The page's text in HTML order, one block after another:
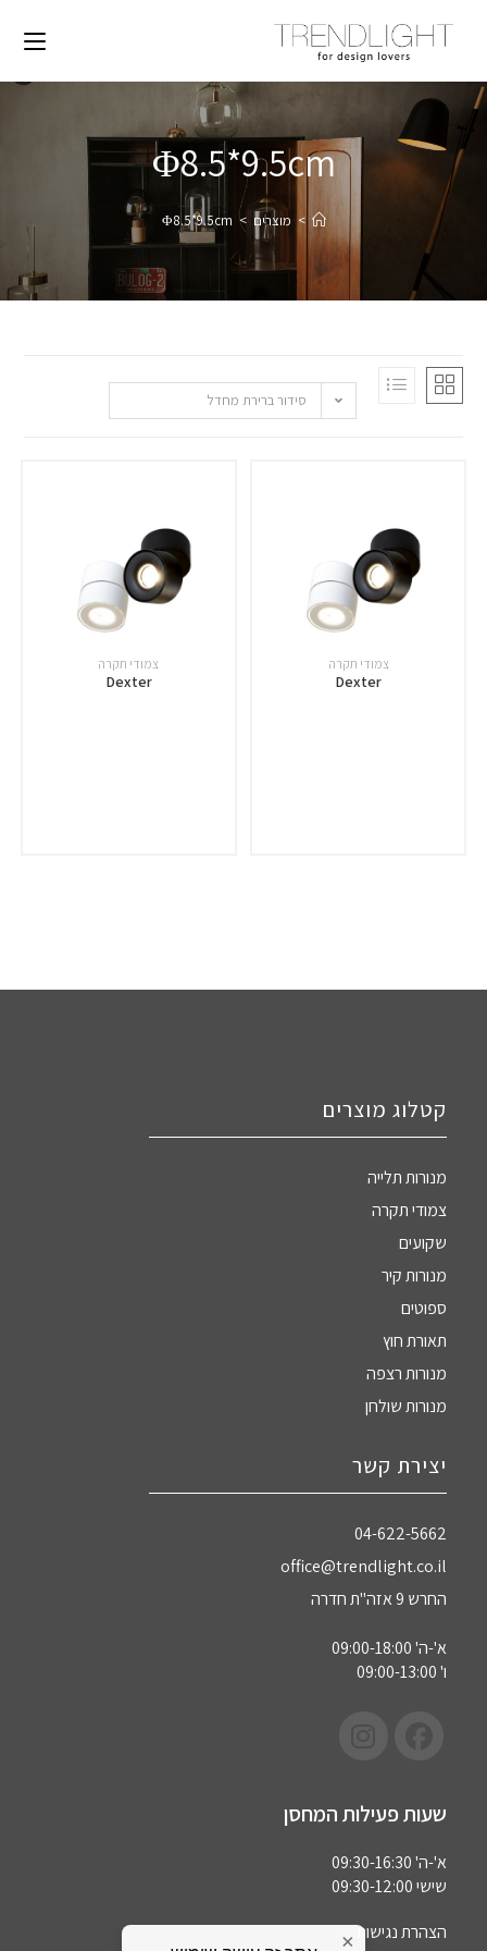
Φ8.5*9.5cm
> מוצרים >
Φ8.5*9.5cm
סידור ברירת מחדל
צמודי תקרה
Dexter
צמודי תקרה
Dexter
קטלוג מוצרים
מנורות תלייה
צמודי תקרה
שקועים
מנורות קיר
ספוטים
תאורת חוץ
מנורות רצפה
מנורות שולחן
יצירת קשר
04-622-5662‏
office@trendlight.co.il
החרש 9 אזה"ת חדרה
א'-ה' 09:00-18:00
ו' 09:00-13:00
שעות פעילות המחסן
א'-ה' 09:30-16:30
שישי 09:30-12:00
הצהרת נגישות×